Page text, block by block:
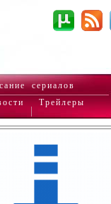
сериалов
Трейлеры